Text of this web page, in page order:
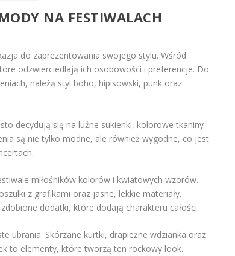
NA FESTIWALACH
do zaprezentowania swojego stylu. Wśród
odzwierciedlają ich osobowości i preferencje. Do
należą styl boho, hipisowski, punk oraz
decydują się na luźne sukienki, kolorowe tkaniny
są nie tylko modne, ale również wygodne, co jest
miłośników kolorów i kwiatowych wzorów.
z grafikami oraz jasne, lekkie materiały.
dodatki, które dodają charakteru całości.
ubrania. Skórzane kurtki, drapieżne wdzianka oraz
to elementy, które tworzą ten rockowy look.